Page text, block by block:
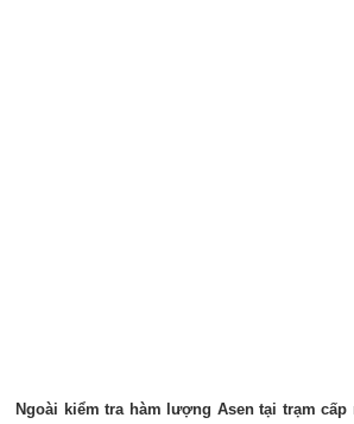
Ngoài kiểm tra hàm lượng Asen tại trạm